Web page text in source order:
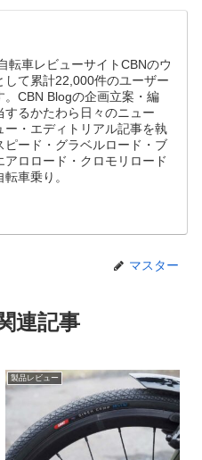
転車レビューサイトCBNのウ
して累計22,000件のユーザー
。CBN Blogの企画立案・編
するかたわら日々のニュー
ー・エディトリアル記事を執
ピード・グラベルロード・ブ
アロロード・クロモリロード
車乗り。
マスター
連記事
製品レビュー